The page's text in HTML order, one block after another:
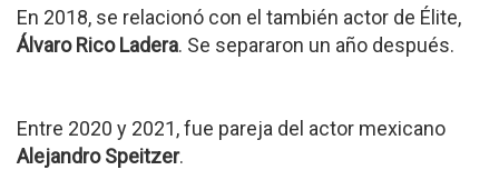
En 2018, se relacionó con el también actor de Élite,
Álvaro Rico Ladera. Se separaron un año después.
Entre 2020 y 2021, fue pareja del actor mexicano
Alejandro Speitzer.